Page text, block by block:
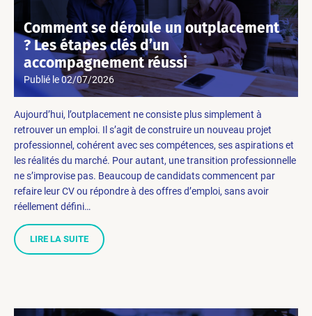
Comment se déroule un outplacement
? Les étapes clés d’un
accompagnement réussi
Publié le02/07/2026
Aujourd’hui, l’outplacement ne consiste plus simplement à
retrouver un emploi. Il s’agit de construire un nouveau projet
professionnel, cohérent avec ses compétences, ses aspirations et
les réalités du marché. Pour autant, une transition professionnelle
ne s’improvise pas. Beaucoup de candidats commencent par
refaire leur CV ou répondre à des offres d’emploi, sans avoir
réellement défini…
LIRE LA SUITE